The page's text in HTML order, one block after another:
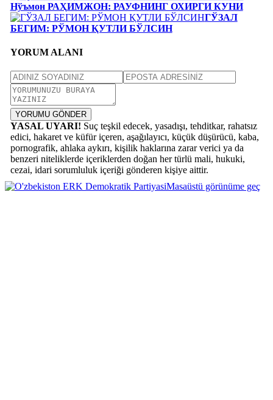
Нўъмон РАҲИМЖОН: РАУФНИНГ ОХИРГИ КУНИ
ГЎЗАЛ
БЕГИМ: РЎМОН ҚУТЛИ БЎЛСИН
YORUM ALANI
YORUMU GÖNDER
YASAL UYARI! Suç teşkil edecek, yasadışı, tehditkar, rahatsız
edici, hakaret ve küfür içeren, aşağılayıcı, küçük düşürücü, kaba,
pornografik, ahlaka aykırı, kişilik haklarına zarar verici ya da
benzeri niteliklerde içeriklerden doğan her türlü mali, hukuki,
cezai, idari sorumluluk içeriği gönderen kişiye aittir.
Masaüstü görünüme geç